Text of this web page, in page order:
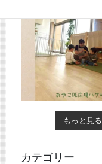
もっと見る
カテゴリー